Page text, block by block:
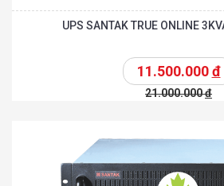
UPS SANTAK TRUE ONLINE
11.500.000đ
21.000.000đ